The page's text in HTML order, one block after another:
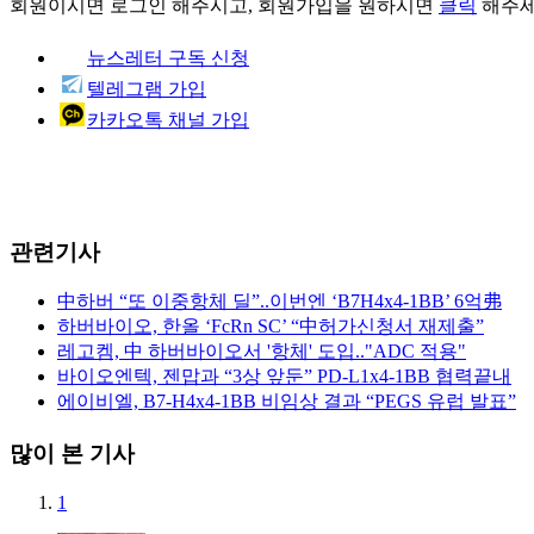
회원이시면 로그인 해주시고, 회원가입을 원하시면 클릭 해주
뉴스레터 구독 신청
텔레그램 가입
카카오톡 채널 가입
관련기사
中하버 “또 이중항체 딜”..이번엔 ‘B7H4x4-1BB’ 6억弗
하버바이오, 한올 ‘FcRn SC’ “中허가신청서 재제출”
레고켐, 中 하버바이오서 '항체' 도입.."ADC 적용"
바이오엔텍, 젠맙과 “3상 앞둔” PD-L1x4-1BB 협력끝내
에이비엘, B7-H4x4-1BB 비임상 결과 “PEGS 유럽 발표”
많이 본 기사
1